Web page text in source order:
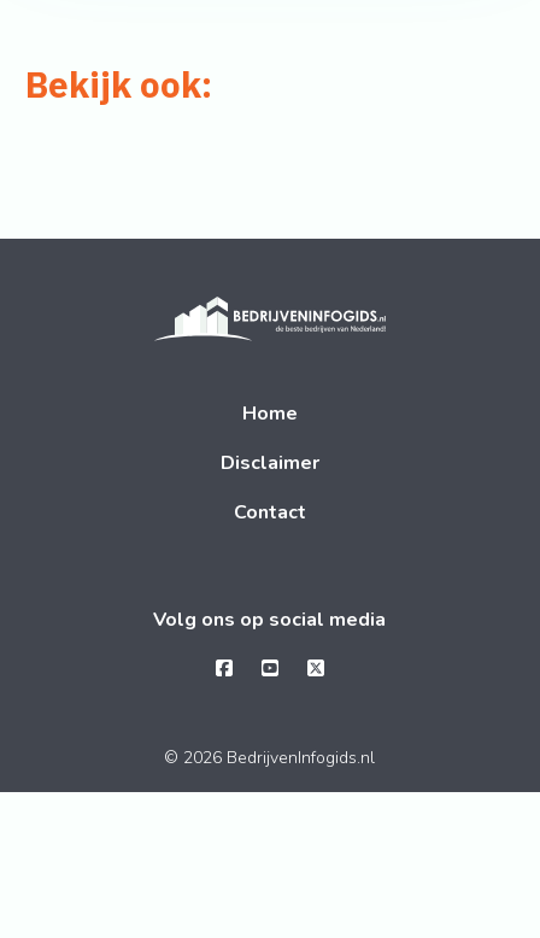
Bekijk ook:
Home
Disclaimer
Contact
Volg ons op social media
© 2026 BedrijvenInfogids.nl